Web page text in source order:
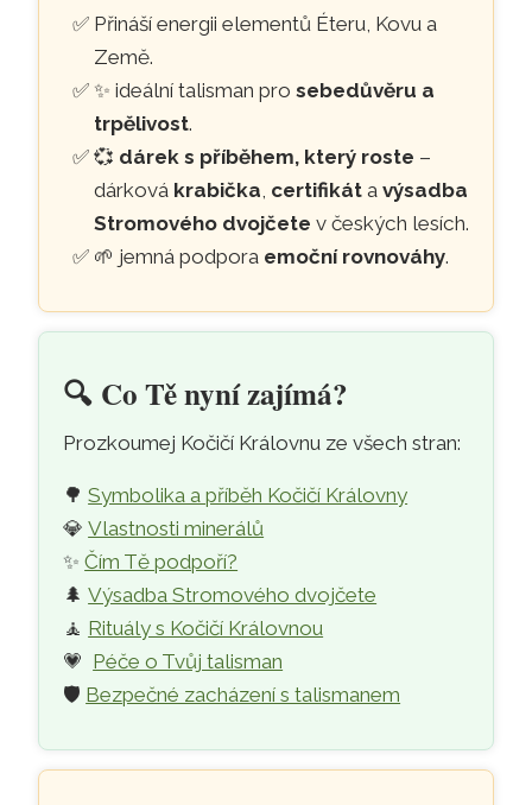
Přináší energii elementů Éteru, Kovu a
Země.
✨ ideální talisman pro sebedůvěru a
trpělivost.
💞 dárek s příběhem, který roste –
dárková krabička certifikáta výsadba
Stromového dvojčete v českých lesích.
🌱 jemná podpora emoční rovnováhy.
🔍️ Co Tě nyní zajímá?
Prozkoumej Kočičí Královnu ze všech stran:
🌳Symbolika a příběh Kočičí Královny
💎Vlastnosti minerálů
✨Čím Tě podpoří?
🌲Výsadba Stromového dvojčete
🧘 Rituály s Kočičí Královnou
💗 Péče o Tvůj talisman
🛡️ Bezpečné zacházení s talismanem